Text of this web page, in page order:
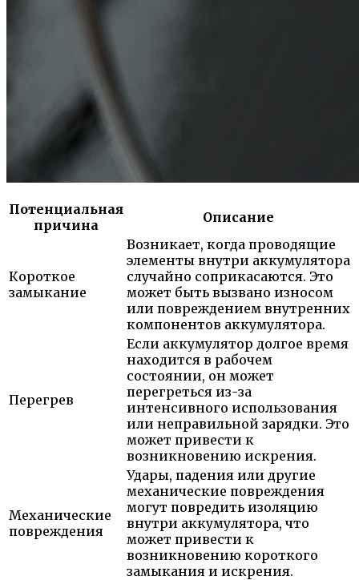
Потенциальная
причина
Описание
Короткое
замыкание
Возникает, когда проводящие
элементы внутри аккумулятора
случайно соприкасаются. Это
может быть вызвано износом
или повреждением внутренних
компонентов аккумулятора.
Перегрев
Если аккумулятор долгое время
находится в рабочем
состоянии, он может
перегреться из-за
интенсивного использования
или неправильной зарядки. Это
может привести к
возникновению искрения.
Механические
повреждения
Удары, падения или другие
механические повреждения
могут повредить изоляцию
внутри аккумулятора, что
может привести к
возникновению короткого
замыкания и искрения.